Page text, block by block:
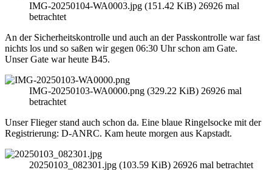
IMG-20250104-WA0003.jpg (151.42 KiB) 26926 mal
betrachtet
An der Sicherheitskontrolle und auch an der Passkontrolle war fast
nichts los und so saßen wir gegen 06:30 Uhr schon am Gate.
Unser Gate war heute B45.
IMG-20250103-WA0000.png (329.22 KiB) 26926 mal
betrachtet
Unser Flieger stand auch schon da. Eine blaue Ringelsocke mit der
Registrierung: D-ANRC. Kam heute morgen aus Kapstadt.
20250103_082301.jpg (103.59 KiB) 26926 mal betrachtet